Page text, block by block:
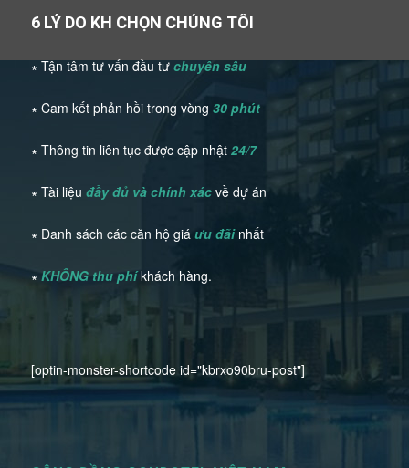
6 LÝ DO KH CHỌN CHÚNG TÔI
∗ Tận tâm tư vấn đầu tưchuyên sâu
∗ Cam kết phản hồi trong vòng 30 phút
∗ Thông tin liên tục được cập nhật 24/7
∗ Tài liệu đầy đủ và chính xácvề dự án
∗ Danh sách các căn hộ giá ưu đãinhất
∗ KHÔNG thu phíkhách hàng.
[optin-monster-shortcode id="kbrxo90bru-post"]